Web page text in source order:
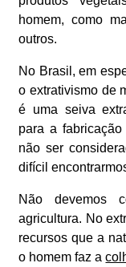
homem, como
outros.
No Brasil, em
o extrativismo de
é uma seiva
para a
não ser
difícil
Não devemos
agricultura. No
recursos que a
o homem faz a